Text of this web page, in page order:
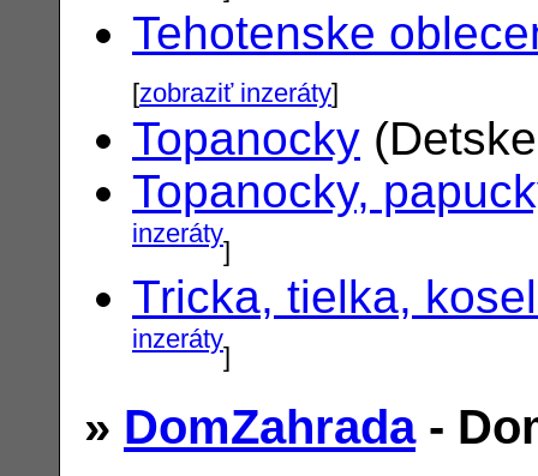
Tehotenske
[zobraziť inzeráty]
Topanocky
Topanocky,
inzeráty]
Tricka, tielka,
inzeráty]
» DomZahrada-